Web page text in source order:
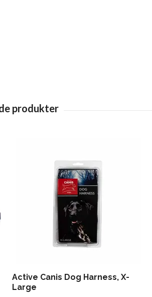
Active Canis Dog Harness, X-
Large